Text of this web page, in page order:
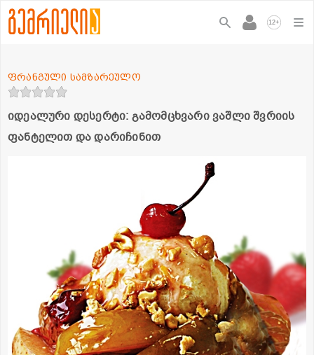
12+
იდეალური დესერტი: გამომცხვარი ვაშლი შვრიის
ფანტელით და დარიჩინით
ფრანგული სამზარეულო